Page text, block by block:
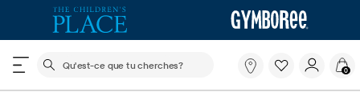
Le champ de recherche ci-dessous filtre les
Qu'est-
que
0